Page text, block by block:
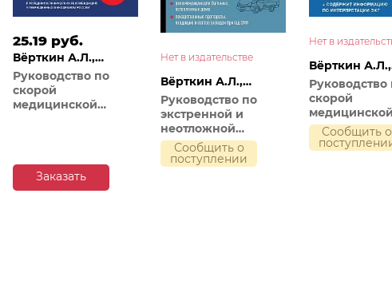
25.19 руб.
Вёрткин А.Л.,
Свешников К.А.
Руководство по
скорой
медицинской
издание,
дополненное,
переработанное)
Заказать
Нет в издательстве
Вёрткин А.Л.,
Свешников К.А.
Руководство по
экстренной и
неотложной
медицинской
помощи на
догоспитальном
Сообщить о
поступлении
Нет в
Вёрткин А.Л.,
Свешников
Руководство
скорой
медицинской
помощи. Для
врачей и
фельдшеров
Сообщить о